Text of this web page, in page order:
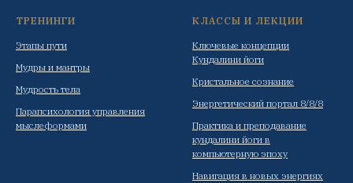
ТРЕНИНГИ
Этапы пути
Мудры и мантры
Мудрость тела
Парапсихология управления
мыслеформами
КЛАССЫ И ЛЕКЦИИ
Ключевые концепции
Кундалини йоги
Кристальное сознание
Энергетический портал 8/8/8
Практика и преподавание
кундалини йоги в
компьютерную эпоху
Навигация в новых энергиях